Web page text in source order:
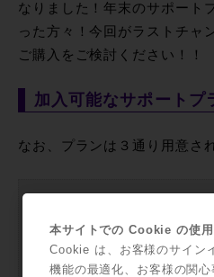
なりました！年末のサポート
った方々！今回がラストチャ
ご購入をご検討ください！！
加入可能なサポートプ
なお、プランは３通り用意さ
(旧バージョンのMedia
Annual Upgrade & Support
(Upgrade from Symphony)
本サイトでの Cookie の使
Cookie は、お客様のサイン
機能の最適化、お客様の関